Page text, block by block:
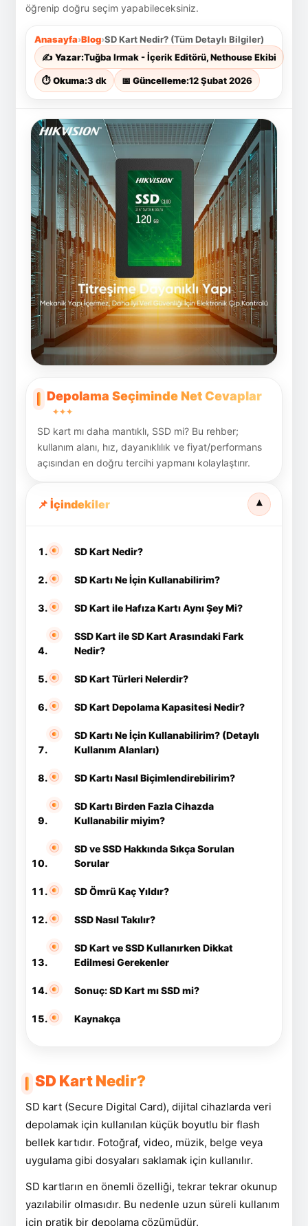
öğrenip doğru seçim yapabileceksiniz.
Anasayfa›Blog›SD Kart Nedir? (Tüm Detaylı Bilgiler)
✍️ Yazar:Tuğba Irmak - İçerik Editörü, Nethouse Ekibi
⏱ Okuma:3 dk 📅 Güncelleme:12 Şubat 2026
Depolama Seçiminde Net Cevaplar
✦✦✦
SD kart mı daha mantıklı, SSD mi? Bu rehber;
kullanım alanı, hız, dayanıklılık ve fiyat/performans
açısından en doğru tercihi yapmanı kolaylaştırır.
📌 İçindekiler ▾
SD Kart Nedir?
SD Kartı Ne İçin Kullanabilirim?
SD Kart ile Hafıza Kartı Aynı Şey Mi?
SSD Kart ile SD Kart Arasındaki Fark
Nedir?
SD Kart Türleri Nelerdir?
SD Kart Depolama Kapasitesi Nedir?
SD Kartı Ne İçin Kullanabilirim? (Detaylı
Kullanım Alanları)
SD Kartı Nasıl Biçimlendirebilirim?
SD Kartı Birden Fazla Cihazda
Kullanabilir miyim?
SD ve SSD Hakkında Sıkça Sorulan
Sorular
SD Ömrü Kaç Yıldır?
SSD Nasıl Takılır?
SD Kart ve SSD Kullanırken Dikkat
Edilmesi Gerekenler
Sonuç: SD Kart mı SSD mi?
Kaynakça
SD Kart Nedir?
SD kart (Secure Digital Card), dijital cihazlarda veri
depolamak için kullanılan küçük boyutlu bir flash
bellek kartıdır. Fotoğraf, video, müzik, belge veya
uygulama gibi dosyaları saklamak için kullanılır.
SD kartların en önemli özelliği, tekrar tekrar okunup
yazılabilir olmasıdır. Bu nedenle uzun süreli kullanım
için pratik bir depolama çözümüdür.